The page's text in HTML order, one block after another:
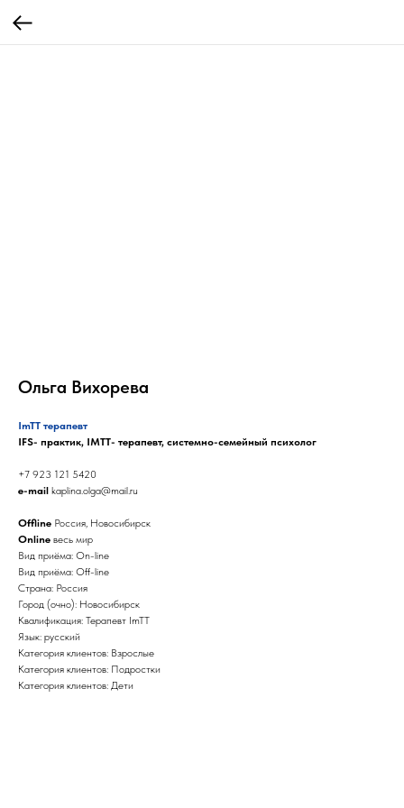
Ольга Вихорева
ImTT терапевт
IFS- практик, IMTT- терапевт, системно-семейный психолог
+7 923 121 5420
e-mail kaplina.olga@mail.ru
Offline Россия, Новосибирск
Online весь мир
Вид приёма: On-line
Вид приёма: Off-line
Страна: Россия
Город (очно): Новосибирск
Квалификация: Терапевт ImTT
Язык: русский
Категория клиентов: Взрослые
Категория клиентов: Подростки
Категория клиентов: Дети